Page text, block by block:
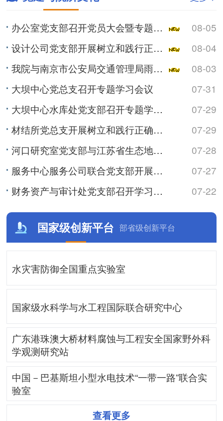
办公室党支部召开党员大会暨专题学习会
08-05
设计公司党支部开展树立和践行正确政绩观学习教育专题党课
08-04
我院与南京市公安局交通管理局雨花台区大队开展警民共建活动
08-03
大坝中心党总支召开专题学习会议
07-31
大坝中心水库处党支部召开专题学习会
07-29
材结所党总支开展树立和践行正确政绩观学习教育专题党课
07-29
河口研究室党支部与江苏省生态地质调查大队水工环地质调查中心党支部联合开展主题党日活动
07-28
服务中心服务公司联合党支部开展树立和践行正确政绩观学习教育专题党课
07-27
财务资产与审计处党支部召开学习会暨专题党课
07-22
国家级创新平台 部省级创新平台
水灾害防御全国重点实验室
国家级水科学与水工程国际联合研究中心
广东港珠澳大桥材料腐蚀与工程安全国家野外科
学观测研究站
中国－巴基斯坦小型水电技术“一带一路”联合实
验室
查看更多